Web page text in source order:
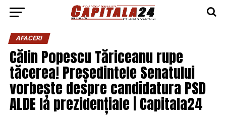
AFACERI
Călin Popescu Tăriceanu rupe
tăcerea! Președintele Senatului
vorbește despre candidatura PSD
ALDE la prezidențiale | Capitala24